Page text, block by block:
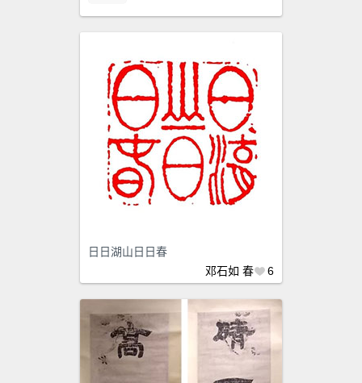
日日湖山日日春
邓石如 春 6